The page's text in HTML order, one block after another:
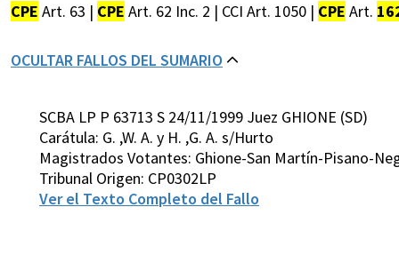
CPE Art. 63 | CPE Art. 62 Inc. 2 | CCI Art. 1050 | CPE Art.
OCULTAR FALLOS DEL SUMARIO
SCBA LP P 63713 S 24/11/1999 Juez GHIONE (SD)
Carátula: G. ,W. A. y H. ,G. A. s/Hurto
Magistrados Votantes: Ghione-San Martín-Pisano-
Tribunal Origen: CP0302LP
Ver el Texto Completo del Fallo